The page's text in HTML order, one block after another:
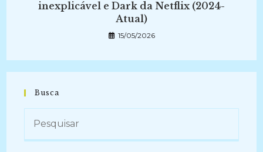
inexplicável e Dark da Netflix (2024-
Atual)
15/05/2026
Busca